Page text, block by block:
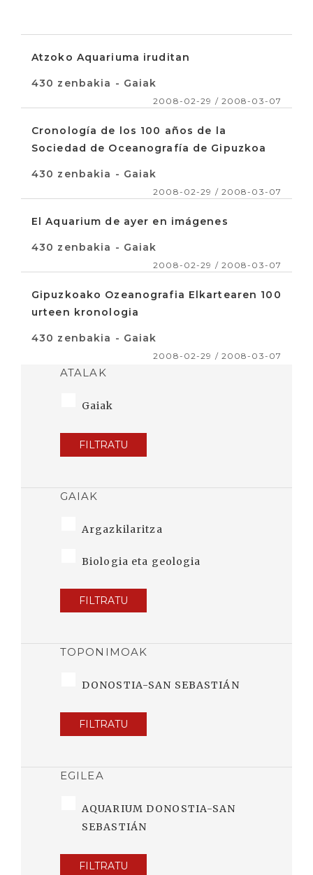
Atzoko Aquariuma iruditan
430 zenbakia - Gaiak
2008-02-29 / 2008-03-07
Cronología de los 100 años de la
Sociedad de Oceanografía de Gipuzkoa
430 zenbakia - Gaiak
2008-02-29 / 2008-03-07
El Aquarium de ayer en imágenes
430 zenbakia - Gaiak
2008-02-29 / 2008-03-07
Gipuzkoako Ozeanografia Elkartearen 100
urteen kronologia
430 zenbakia - Gaiak
2008-02-29 / 2008-03-07
ATALAK
Gaiak
FILTRATU
GAIAK
Argazkilaritza
Biologia eta geologia
FILTRATU
TOPONIMOAK
DONOSTIA-SAN SEBASTIÁN
FILTRATU
EGILEA
AQUARIUM DONOSTIA-SAN
SEBASTIÁN
FILTRATU